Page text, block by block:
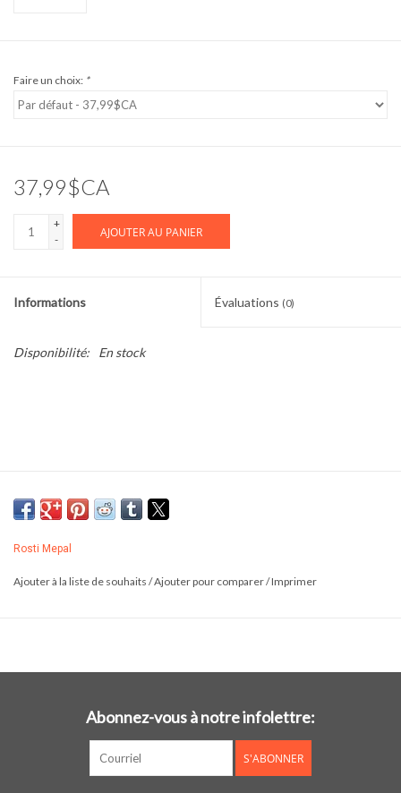
Faire un choix: *
37,99$CA
+
-
AJOUTER AU PANIER
Informations Évaluations (0)
Disponibilité: En stock
Rosti Mepal
Ajouter à la liste de souhaits /Ajouter pour comparer/Imprimer
Abonnez-vous à notre infolettre:
S'ABONNER